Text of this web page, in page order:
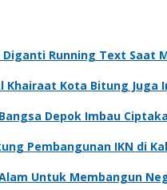
Running Text Saat
Khairaat Kota Bitung Juga
Depok Imbau
Pembangunan IKN di
Untuk Membangun